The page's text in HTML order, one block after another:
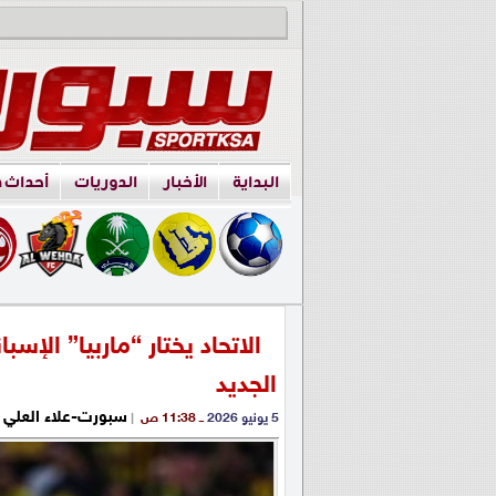
البداية الأخبار الدوريات
الاتحاد يختار “ماربيا”
الجديد
5 يونيو 2026 ــ 11:38 ص | سبورت-علاء العلي